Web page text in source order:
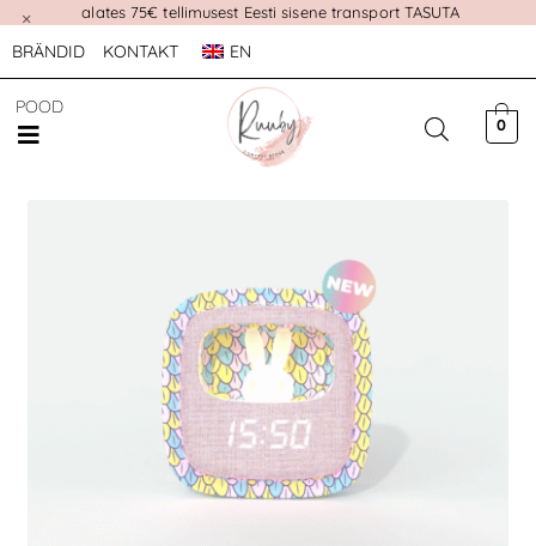
alates 75€ tellimusest Eesti sisene transport TASUTA
×
BRÄNDID KONTAKT EN
POOD
0